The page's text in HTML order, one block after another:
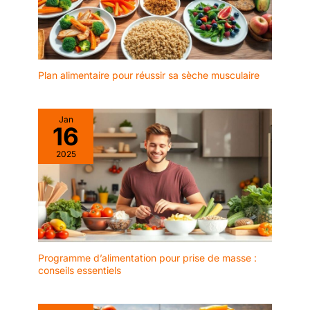
plateau pour gâteaux
possède deux faces
lisses avec effet brillant,
vous permettant de
choisir le côté qui
Pratique et élégant pour
dresser de gâteaux,
number cakes et letter
cakes, présenter un
gâteau décoré pour
Halloween 🎃 ou une
délicieux Galette des Rois
🎄. 📏 DIMENSIONS ET
POLYVALENCE ⇢ Avec
x 0,1 cm (épaisseur de 1
pour des gâteaux
Plan alimentaire pour réussir sa sèche musculaire
Jan
16
2025
Programme d’alimentation pour prise de masse :
conseils essentiels